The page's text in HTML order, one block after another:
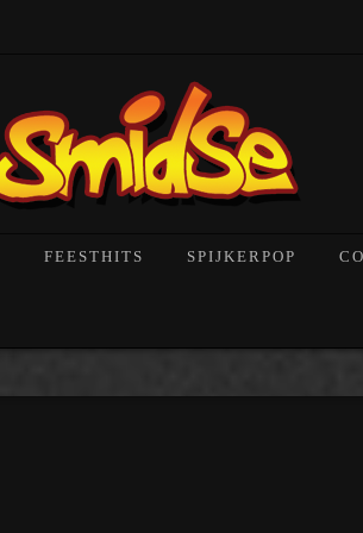
FEESTHITS SPIJKERPOP